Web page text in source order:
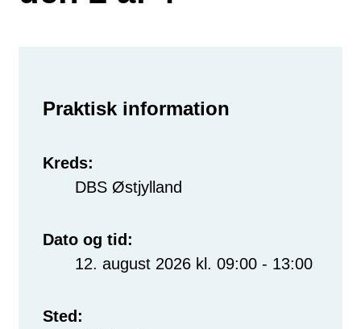
Praktisk information
Kreds:
DBS Østjylland
Dato og tid:
12. august 2026 kl. 09:00 - 13:00
Sted: